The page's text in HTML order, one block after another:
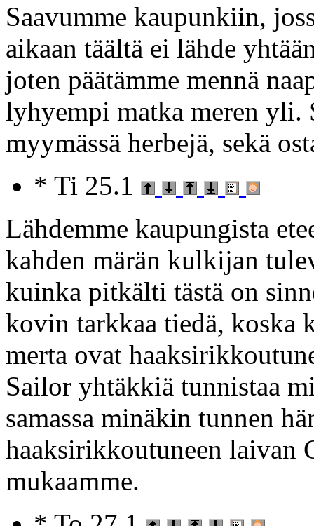
Saavumme kaupunkiin,
aikaan täältä ei lähde
joten päätämme mennä
lyhyempi matka meren yli.
myymässä herbejä, sekä
* Ti 25.1
Lähdemme kaupungista
kahden märän kulkijan
kuinka pitkälti tästä on
kovin tarkkaa tiedä, koska
merta ovat
Sailor yhtäkkiä tunnistaa
samassa minäkin tunnen
haaksirikkoutuneen laivan
mukaamme.